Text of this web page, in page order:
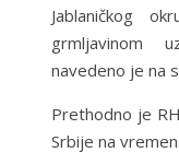
Jablaničkog
grmlјavinom
navedeno je na
Prethodno je
Srbije na